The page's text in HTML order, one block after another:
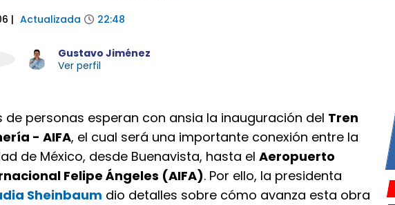
| Actualizada 22:48
Gustavo Jiménez
Ver perfil
de personas esperan con ansia la inauguración del Tren
- AIFA, el cual será una importante conexión entre la
de México, desde Buenavista, hasta el Aeropuerto
Felipe Ángeles (AIFA). Por ello, la presidenta
Sheinbaum dio detalles sobre cómo avanza esta obra